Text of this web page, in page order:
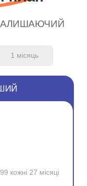
1 місяць
кожні 27 місяці